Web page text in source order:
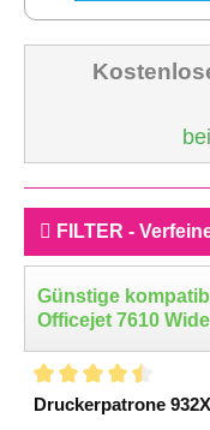
FILTER -
Günstige
Officejet 7610